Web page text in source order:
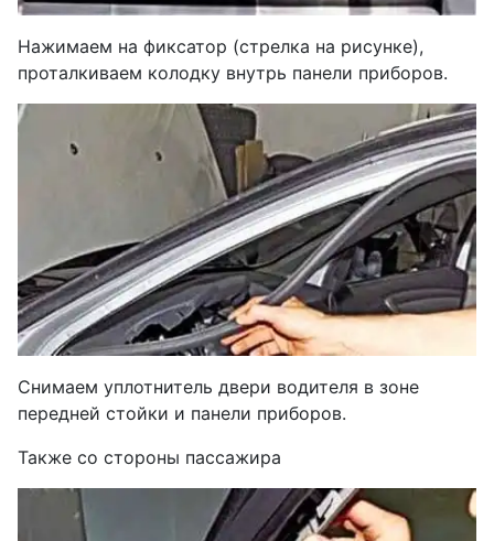
Нажимаем на фиксатор (стрелка на рисунке),
проталкиваем колодку внутрь панели приборов.
Снимаем уплотнитель двери водителя в зоне
передней стойки и панели приборов.
Также со стороны пассажира